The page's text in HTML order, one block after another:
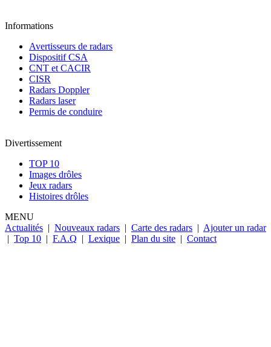
Informations
Avertisseurs de radars
Dispositif CSA
CNT et CACIR
CISR
Radars Doppler
Radars laser
Permis de conduire
Divertissement
TOP 10
Images drôles
Jeux radars
Histoires drôles
MENU
Actualités | Nouveaux radars | Carte des radars | Ajouter un radar
| Top 10 | F.A.Q | Lexique | Plan du site | Contact